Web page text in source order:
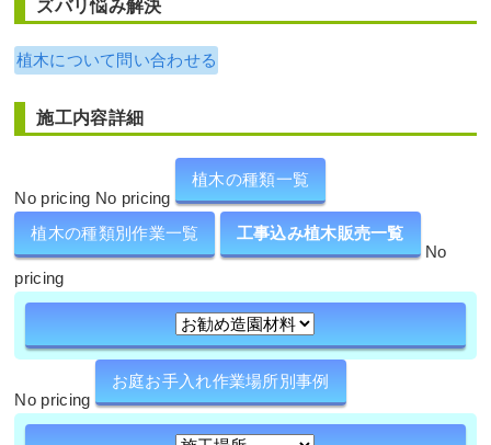
ズバリ悩み解決
植木について問い合わせる
施工内容詳細
No pricing No pricing
植木の種類一覧
植木の種類別作業一覧
工事込み植木販売一覧
No
pricing
No pricing
お庭お手入れ作業場所別事例